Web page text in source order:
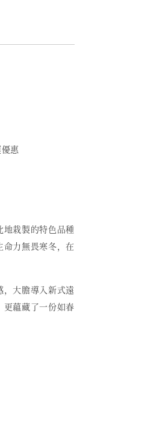
惠
栽製的特色品種
力無畏寒冬，在
，大膽導入新式遠
蘊藏了一份如春